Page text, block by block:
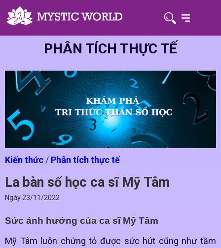
PHÂN TÍCH THỰC TẾ
Kiến thức / Phân tích thực tế
La bàn số học ca sĩ Mỹ Tâm
Ngày23/11/2022
Sức ảnh hưởng của ca sĩ Mỹ Tâm
Mỹ Tâm luôn chứng tỏ được sức hút cũng như tầm